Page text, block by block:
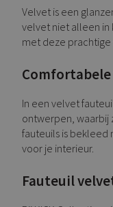
Velvet is een
velvet niet alleen in
met deze prachtige
In een velvet
ontwerpen, waarbij
fauteuils is bekleed
voor je interieur.
Fauteuil